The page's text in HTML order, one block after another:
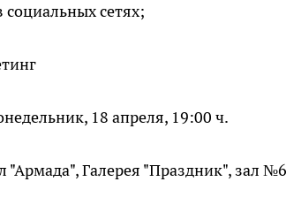
сетях;
18 апреля, 19:00 ч.
"Армада", Галерея "Праздник", зал №6